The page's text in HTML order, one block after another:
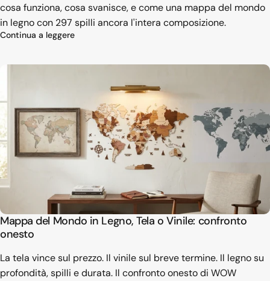
cosa funziona, cosa svanisce, e come una mappa del mondo
in legno con 297 spilli ancora l'intera composizione.
Continua a leggeresu Una parete dei ricordi di viaggio che
Mappa del Mondo in Legno, Tela o Vinile: confronto
onesto
La tela vince sul prezzo. Il vinile sul breve termine. Il legno su
profondità, spilli e durata. Il confronto onesto di WOW